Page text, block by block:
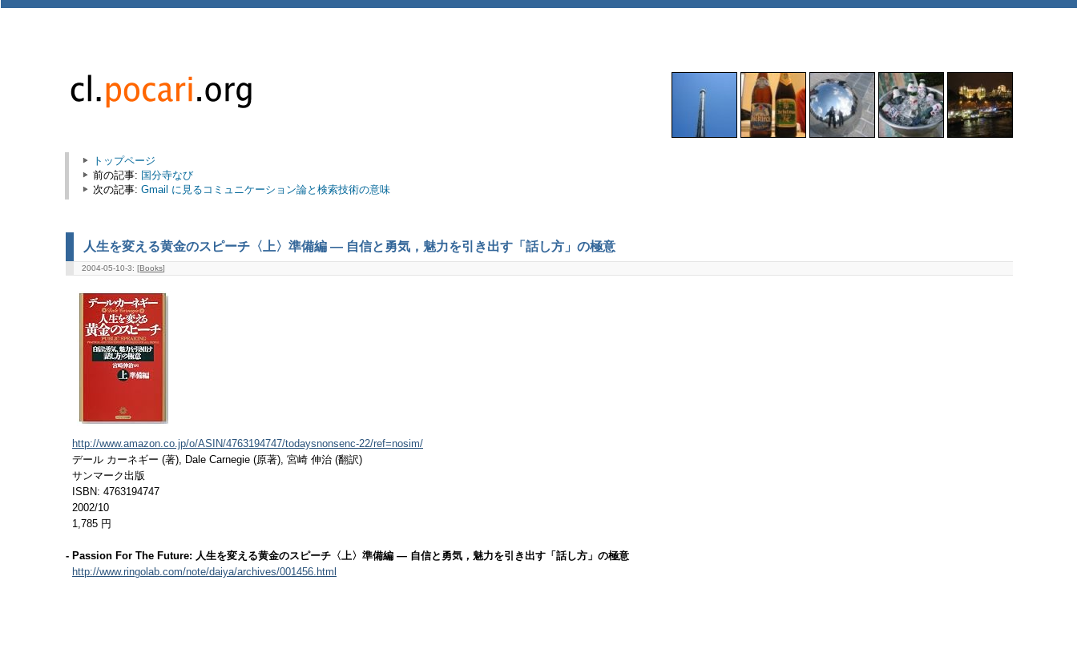
トップページ
前の記事: 国分寺なび
次の記事: Gmail に見るコミュニケーション論と検索技術の意味
人生を変える黄金のスピーチ〈上〉準備編 ― 自信と勇気，魅力を引き出す「話し方」の極意
2004-05-10-3: [Books]
http://www.amazon.co.jp/o/ASIN/4763194747/todaysnonsenc-22/ref=nosim/
デール カーネギー (著), Dale Carnegie (原著), 宮崎 伸治 (翻訳)
サンマーク出版
ISBN: 4763194747
2002/10
1,785 円
- Passion For The Future: 人生を変える黄金のスピーチ〈上〉準備編 ― 自信と勇気，魅力を引き出す「話し方」の極意
http://www.ringolab.com/note/daiya/archives/001456.html